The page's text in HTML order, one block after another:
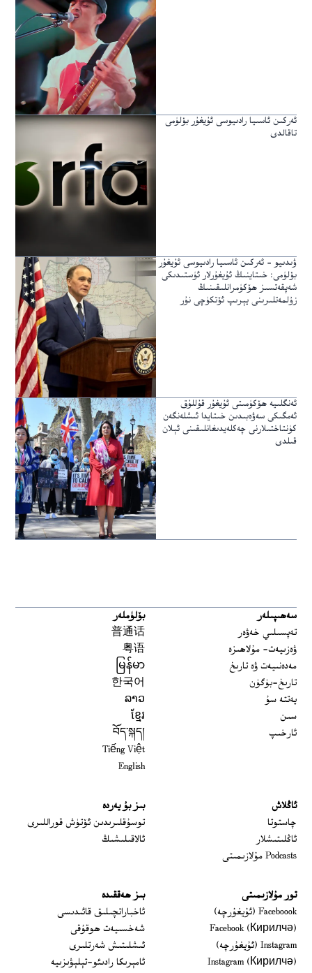
ئەركىن ئاسىيا رادىيوسى ئۇيغۇر بۆلۈمى
تاقالدى
ۋىدىيو – ئەركىن ئاسىيا رادىيوسى ئۇيغۇر
بۆلۈمى: خىتاينىڭ ئۇيغۇرلار ئۈستىدىكى
شەپقەتسىز ھۆكۈمرانلىقىنىڭ
زۇلمەتلىرىنى يېرىپ ئۆتكۈچى نۇر
ئەنگلىيە ھۆكۈمىتى ئۇيغۇر قۇللۇق
ئەمگىكى سەۋەبىدىن خىتايدا ئىشلەنگەن
كۈنتاختىلارنى چەكلەيدىغانلىقىنى ئېلان
قىلدى
سەھىپىلەر
تەپسىلىي خەۋەر
ۋەزىيەت- مۇلاھىزە
مەدەنىيەت ۋە تارىخ
تارىخ-بۈگۈن
يەتتە سۇ
سىن
ئارخىپ
بۆلۈملەر
普通话
粤语
မြန်မာ
한국어
ລາວ
ខ្មែរ
བོད་སྐད།
Tiếng Việt
English
ئاڭلاش
چاستوتا
ئاڭلىتىشلار
Podcasts مۇلازىمىتى
بىز بۇ يەردە
توسۇقلىرىدىن ئۆتۈش قوراللىرى
ئالاقىلىشىڭ
تور مۇلازىمىتى
Faceboook (ئۇيغۇرچە)
Opens in new window
Facebook (Кирилчә)
Opens in new window
Instagram (ئۇيغۇرچە)
Opens in new window
Instagram (Кирилчә)
Opens in new window
بىز ھەققىدە
ئاخباراتچىلىق قائىدىسى
شەخسىيەت ھوقۇقى
ئىشلىتىش شەرتلىرى
ئامېرىكا رادىئو-تېلېۋىزىيە